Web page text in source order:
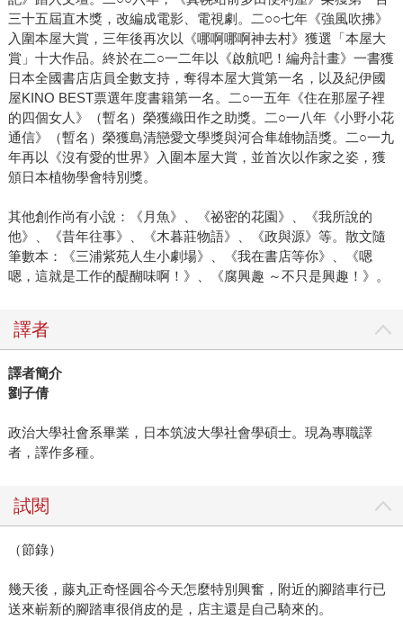
三十五屆直木獎，改編成電影、電視劇。二○○七年《強風吹拂》
入圍本屋大賞，三年後再次以《哪啊哪啊神去村》獲選「本屋大
賞」十大作品。終於在二○一二年以《啟航吧！編舟計畫》一書獲
日本全國書店店員全數支持，奪得本屋大賞第一名，以及紀伊國
屋KINO BEST票選年度書籍第一名。二○一五年《住在那屋子裡
的四個女人》（暫名）榮獲織田作之助獎。二○一八年《小野小花
通信》（暫名）榮獲島清戀愛文學獎與河合隼雄物語獎。二○一九
年再以《沒有愛的世界》入圍本屋大賞，並首次以作家之姿，獲
頒日本植物學會特別獎。
其他創作尚有小說：《月魚》、《祕密的花園》、《我所說的
他》、《昔年往事》、《木暮莊物語》、《政與源》等。散文隨
筆數本：《三浦紫苑人生小劇場》、《我在書店等你》、《嗯
嗯，這就是工作的醍醐味啊！》、《腐興趣 ～不只是興趣！》。
譯者
譯者簡介
劉子倩
政治大學社會系畢業，日本筑波大學社會學碩士。現為專職譯
者，譯作多種。
試閱
（節錄）
幾天後，藤丸正奇怪圓谷今天怎麼特別興奮，附近的腳踏車行已
送來嶄新的腳踏車很俏皮的是，店主還是自己騎來的。